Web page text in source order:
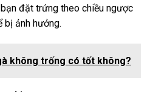
đặt trứng theo chiều ngược
bị ảnh hưởng.
không trống có tốt không?